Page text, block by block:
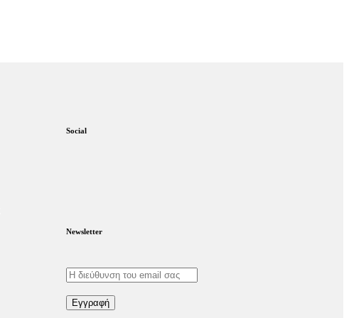
Social
Newsletter
Εγγραφή